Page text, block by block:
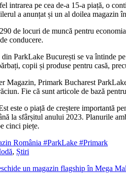
intrarea pe cea de-a 15-a piață, o
a anunțat și un al doilea magazin
de locuri de muncă pentru
conducere.
ParkLake București se va întinde
copii și produse pentru casă,
Magazin, Primark Bucharest
Fie că sunt articole de bază
este o piață de creștere importantă
la sfârșitul anului 2023. Planurile
cinci piețe.
România #ParkLake #Primark
, Știri
un magazin flagship în Mega